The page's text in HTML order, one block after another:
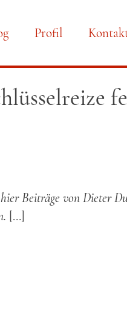
Profil
Beiträge vonDieter
[…]